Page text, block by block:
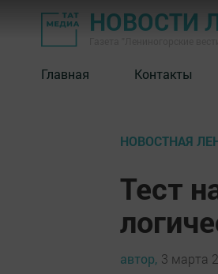
НОВОСТИ
Главная Контакты
НОВОСТНАЯ
Тест
автор, 3 марта